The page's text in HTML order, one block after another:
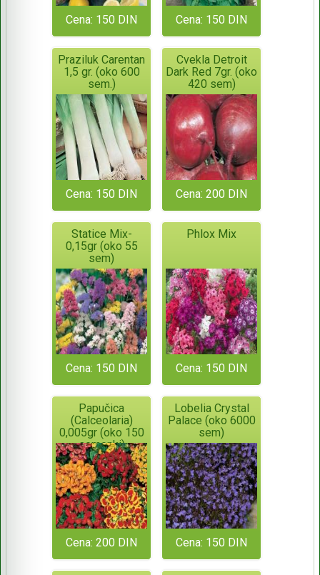
Cena: 150 DIN Cena: 150 DIN
Praziluk Carentan
1,5 gr. (oko 600
sem.)
Cena: 150 DIN
Cvekla Detroit
Dark Red 7gr. (oko
420 sem)
Cena: 200 DIN
Statice Mix-
0,15gr (oko 55
sem)
Cena: 150 DIN
Phlox Mix
Cena: 150 DIN
Papučica
(Calceolaria)
0,005gr (oko 150
semenki)
Cena: 200 DIN
Lobelia Crystal
Palace (oko 6000
sem)
Cena: 150 DIN